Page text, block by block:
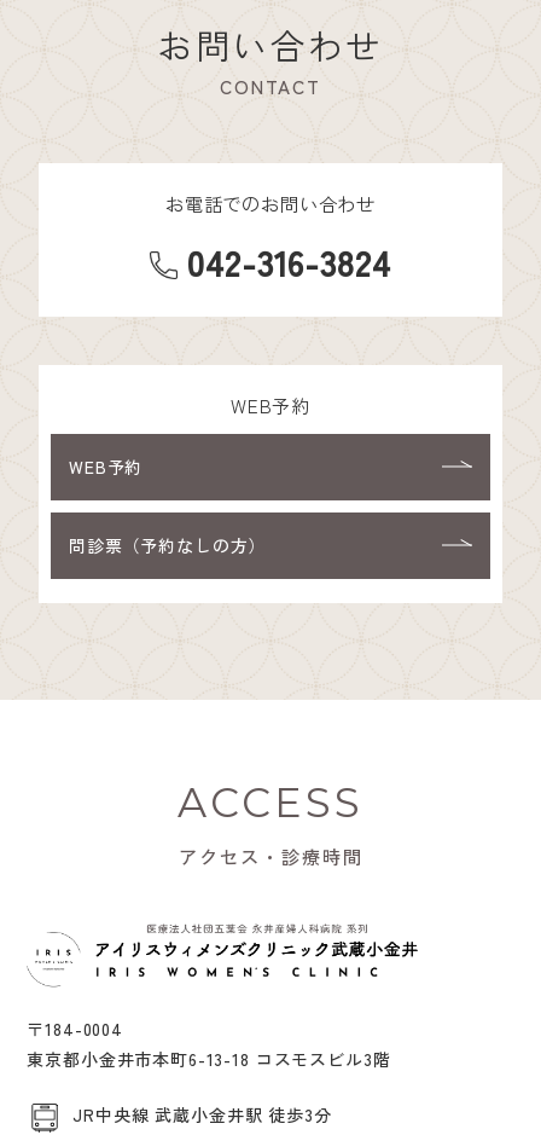
お問い合わせ
CONTACT
お電話でのお問い合わせ
042-316-3824
WEB予約
WEB予約
問診票（予約なしの方）
ACCESS
アクセス・診療時間
〒184-0004
東京都小金井市本町6-13-18 コスモスビル3階
JR中央線 武蔵小金井駅 徒歩3分